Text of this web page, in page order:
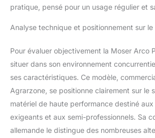
pratique, pensé pour un usage régulier et
Analyse technique et positionnement sur le
Pour évaluer objectivement la Moser Arco
situer dans son environnement
ses caractéristiques. Ce modèle,
Agrarzone, se positionne clairement sur le
matériel de haute performance destiné
exigeants et aux semi-professionnels. Sa
allemande le distingue des nombreuses